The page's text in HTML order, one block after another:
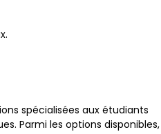
spécialisées aux étudiants
Parmi les options